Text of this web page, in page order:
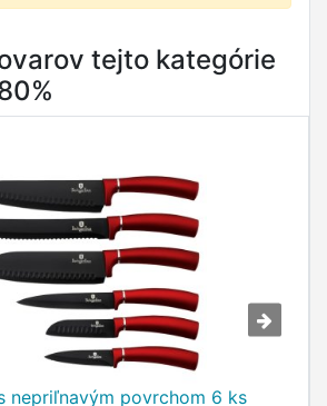
tejto kategórie
nepriľnavým povrchom 6 ks